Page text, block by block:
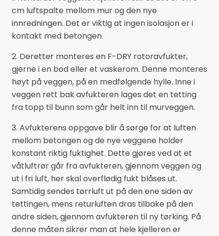
cm luftspalte mellom mur og den nye
innredningen. Det er viktig at ingen isolasjon er i
kontakt med betongen.
2. Deretter monteres en F-DRY rotoravfukter,
gjerne i en bod eller et vaskerom. Denne monteres
høyt på veggen, på en medfølgende hylle. Inne i
veggen rett bak avfukteren lages det en tetting
fra topp til bunn som går helt inn til murveggen.
3. Avfukterens oppgave blir å sørge for at luften
mellom betongen og de nye veggene holder
konstant riktig fuktighet. Dette gjøres ved at et
våtluftrør går fra avfukteren, gjennom veggen og
ut i fri luft, her skal overflødig fukt blåses ut.
Samtidig sendes tørrluft ut på den ene siden av
tettingen, mens returluften dras tilbake på den
andre siden, gjennom avfukteren til ny tørking. På
denne måten sikrer man at hele kjelleren er